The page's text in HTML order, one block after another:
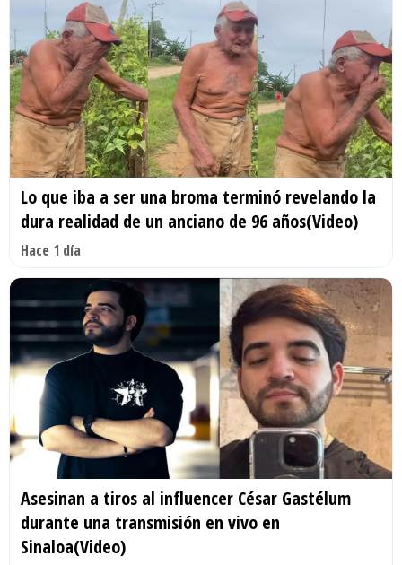
Lo que iba a ser una broma terminó revelando la
dura realidad de un anciano de 96 años(Video)
Hace 1 día
Asesinan a tiros al influencer César Gastélum
durante una transmisión en vivo en
Sinaloa(Video)